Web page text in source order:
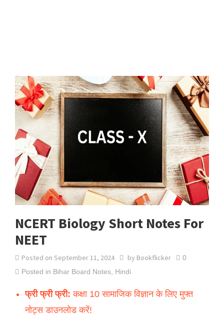
NCERT Biology Short Notes For
NEET
Posted on September 11, 2024 by Bookflicker
0
Posted in Bihar Board Notes Hindi
फ्री फ्री फ्री: कक्षा 10 सामाजिक विज्ञान के लिए मुफ्त
नोट्स डाउनलोड करें!